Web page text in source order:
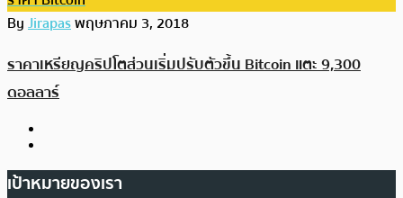
ByJirapasพฤษภาคม 3, 2018
ราคาเหรียญคริปโตส่วนเริ่มปรับตัวขึ้น Bitcoin แตะ 9,300
ดอลลาร์
เป้าหมายของเรา